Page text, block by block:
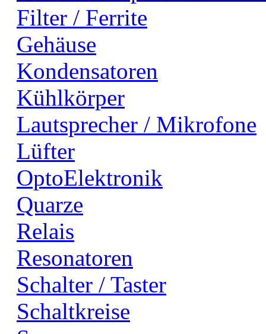
Filter / Ferrite
Gehäuse
Kondensatoren
Kühlkörper
Lautsprecher / Mikrofone
Lüfter
OptoElektronik
Quarze
Relais
Resonatoren
Schalter / Taster
Schaltkreise